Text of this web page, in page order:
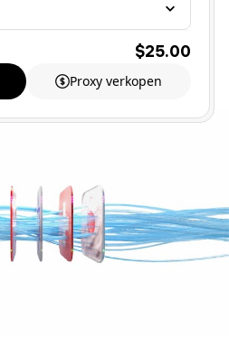
$25.00
Proxy verkopen